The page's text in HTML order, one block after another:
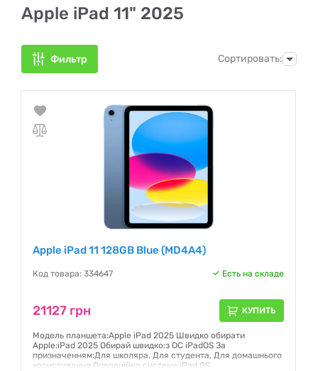
Apple iPad 11" 2025
Фильтр Сортировать:
Apple iPad 11 128GB Blue (MD4A4)
Код товара: 334647 Есть на складе
21127 грн КУПИТЬ
Модель планшета:Apple iPad 2025 Швидко обирати
Apple:iPad 2025 Обирай швидко:з ОС iPadOS За
призначенням:Для школяра, Для студента, Для домашнього
користування Операційна система:iPad OS